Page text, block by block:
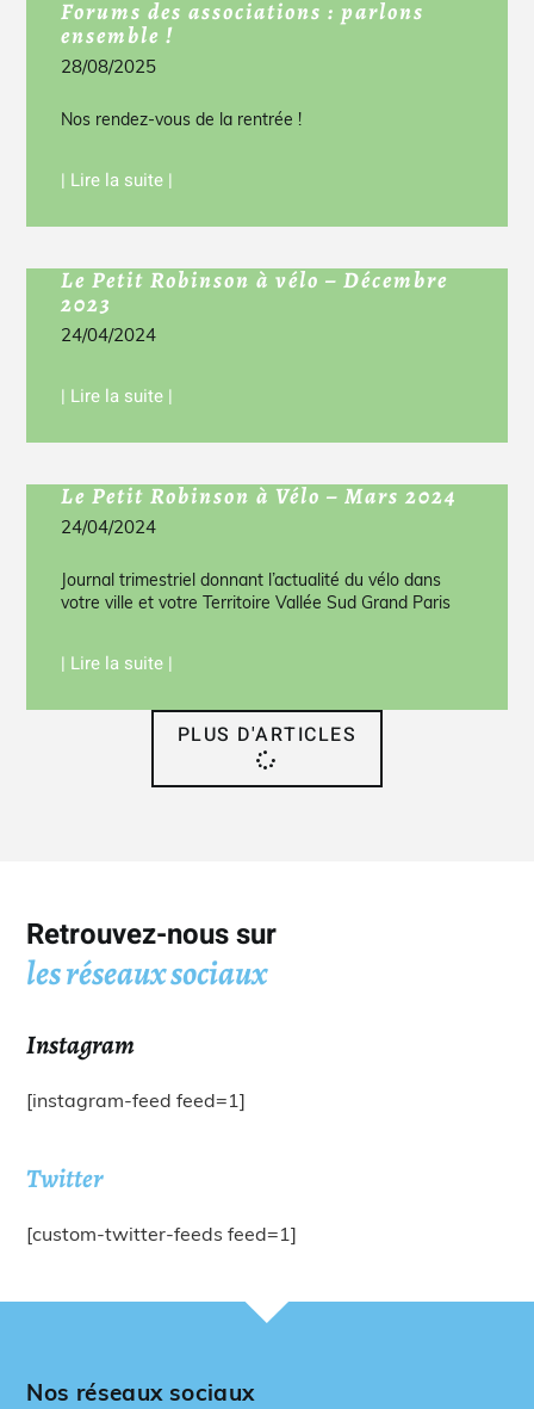
Forums des associations : parlons
ensemble !
28/08/2025
Nos rendez-vous de la rentrée !
| Lire la suite |
Le Petit Robinson à vélo – Décembre
2023
24/04/2024
| Lire la suite |
Le Petit Robinson à Vélo – Mars 2024
24/04/2024
Journal trimestriel donnant l’actualité du vélo dans
votre ville et votre Territoire Vallée Sud Grand Paris
| Lire la suite |
PLUS D'ARTICLES
Retrouvez-nous sur
les réseaux sociaux
Instagram
[instagram-feed feed=1]
Twitter
[custom-twitter-feeds feed=1]
Nos réseaux sociaux